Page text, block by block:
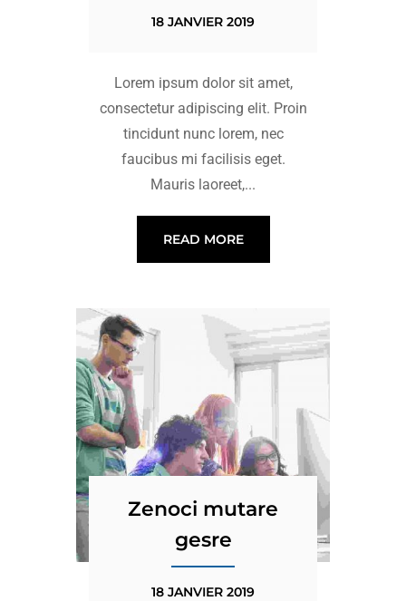
18 JANVIER 2019
Lorem ipsum dolor sit amet,
consectetur adipiscing elit. Proin
tincidunt nunc lorem, nec
faucibus mi facilisis eget.
Mauris laoreet,...
READ MORE
Zenoci mutare
gesre
18 JANVIER 2019